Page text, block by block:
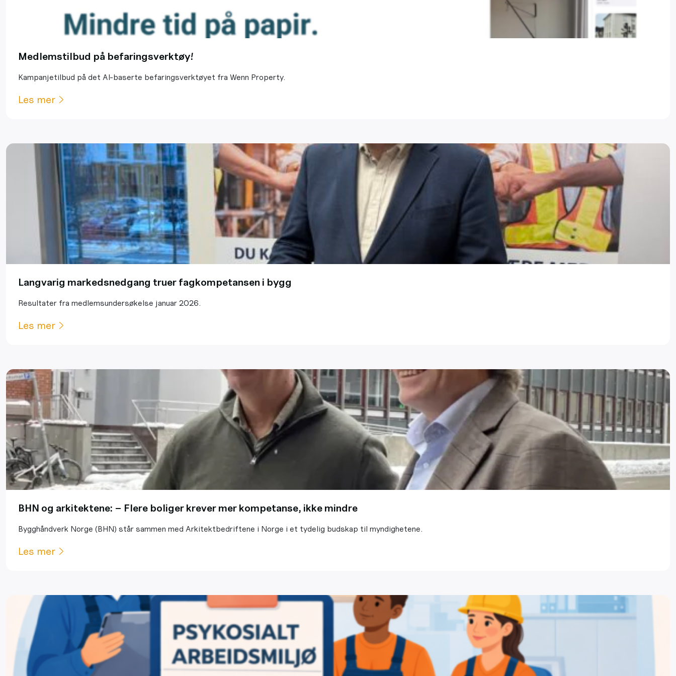
Medlemstilbud på befaringsverktøy!
Kampanjetilbud på det AI-baserte befaringsverktøyet fra Wenn Property.
Les mer
Langvarig markedsnedgang truer fagkompetansen i bygg
Resultater fra medlemsundersøkelse januar 2026.
Les mer
BHN og arkitektene: – Flere boliger krever mer kompetanse, ikke mindre
Bygghåndverk Norge (BHN) står sammen med Arkitektbedriftene i Norge i et tydelig budskap til myndighetene.
Les mer